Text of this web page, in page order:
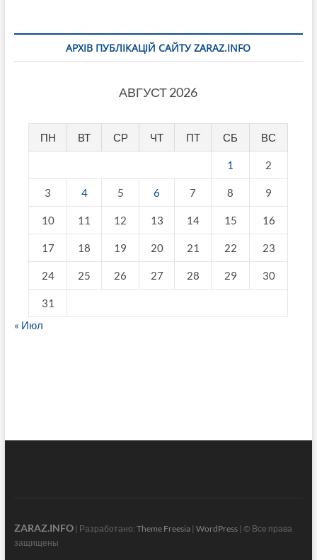
АРХІВ ПУБЛІКАЦІЙ САЙТУ ZARAZ.INFO
АВГУСТ 2026
ПН ВТ СР ЧТ ПТ СБ ВС
1 2
3 4 5 6 7 8 9
10 11 12 13 14 15 16
17 18 19 20 21 22 23
24 25 26 27 28 29 30
31
« Июл
ZARAZ.INFO| Разработано: Theme Freesia| WordPress| © Все права
защищены